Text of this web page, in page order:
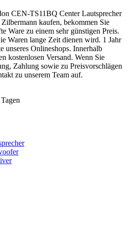
СEN-TS11BQ Center Lautsprecher
kaufen, bekommen Sie
Ware zu einem sehr günstigen Preis.
Waren lange Zeit dienen wird. 1 Jahr
unseres Onlineshops. Innerhalb
kostenlosen Versand. Wenn Sie
Zahlung sowie zu Preisvorschlägen
zu unserem Team auf.